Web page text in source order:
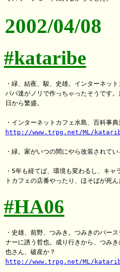
2002/04/08
#kataribe
・緑、結夜、駿、史雄。インターネッ
パパ達がノリで作っちゃったそうです
日から繁盛。
http://www.trpg.net/ML/
・緑。家がいつの間にやら改装されて
・5年も経てば、環境も変わるし、キ
#HA06
・史雄、前野、つみき。つみきのバー
ナーに誘う哲也。成り行きから、つみ
http://www.trpg.net/ML/